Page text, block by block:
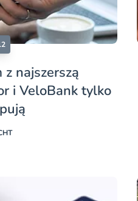
najszerszą
i VeloBank tylko